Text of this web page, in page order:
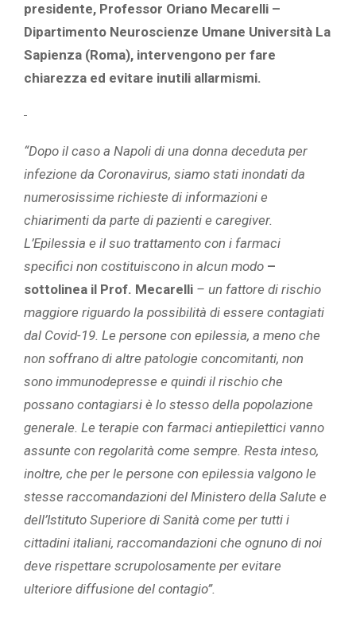
presidente, Professor Oriano Mecarelli –
Dipartimento Neuroscienze Umane Università La
Sapienza (Roma), intervengono per fare
chiarezza ed evitare inutili allarmismi.
“Dopo il caso a Napoli di una donna deceduta per
infezione da Coronavirus, siamo stati inondati da
numerosissime richieste di informazioni e
chiarimenti da parte di pazienti e caregiver.
L’Epilessia e il suo trattamento con i farmaci
specifici non costituiscono in alcun modo –
sottolinea il Prof. Mecarelli – un fattore di rischio
maggiore riguardo la possibilità di essere contagiati
dal Covid-19. Le persone con epilessia, a meno che
non soffrano di altre patologie concomitanti, non
sono immunodepresse e quindi il rischio che
possano contagiarsi è lo stesso della popolazione
generale. Le terapie con farmaci antiepilettici vanno
assunte con regolarità come sempre. Resta inteso,
inoltre, che per le persone con epilessia valgono le
stesse raccomandazioni del Ministero della Salute e
dell’Istituto Superiore di Sanità come per tutti i
cittadini italiani, raccomandazioni che ognuno di noi
deve rispettare scrupolosamente per evitare
ulteriore diffusione del contagio”.